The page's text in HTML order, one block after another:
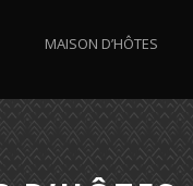
MAISON D’HÔTES